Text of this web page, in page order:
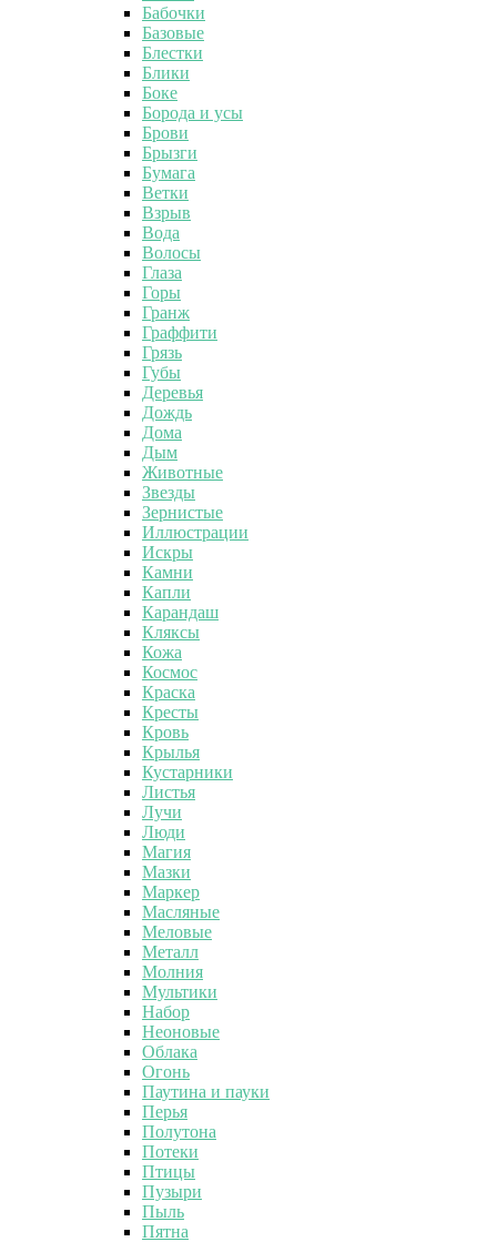
Бабочки
Базовые
Блестки
Блики
Боке
Борода и усы
Брови
Брызги
Бумага
Ветки
Взрыв
Вода
Волосы
Глаза
Горы
Гранж
Граффити
Грязь
Губы
Деревья
Дождь
Дома
Дым
Животные
Звезды
Зернистые
Иллюстрации
Искры
Камни
Капли
Карандаш
Кляксы
Кожа
Космос
Краска
Кресты
Кровь
Крылья
Кустарники
Листья
Лучи
Люди
Магия
Мазки
Маркер
Масляные
Меловые
Металл
Молния
Мультики
Набор
Неоновые
Облака
Огонь
Паутина и пауки
Перья
Полутона
Потеки
Птицы
Пузыри
Пыль
Пятна